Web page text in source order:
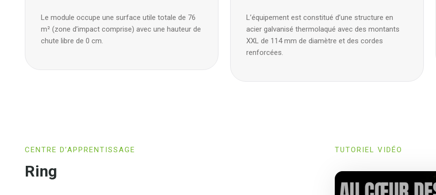
Le module occupe une surface utile totale de 76
m² (zone d’impact comprise) avec une hauteur de
chute libre de 0 cm.
L’équipement est constitué d’une structure en
acier galvanisé thermolaqué avec des montants
XXL de 114 mm de diamètre et des cordes
renforcées.
CENTRE D’APPRENTISSAGE
Ring
TUTORIEL VIDÉO